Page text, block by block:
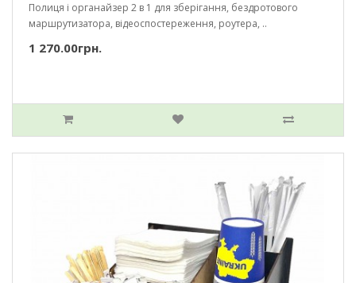
Полиця і органайзер 2 в 1 для зберігання, бездротового
маршрутизатора, відеоспостереження, роутера, ..
1 270.00грн.